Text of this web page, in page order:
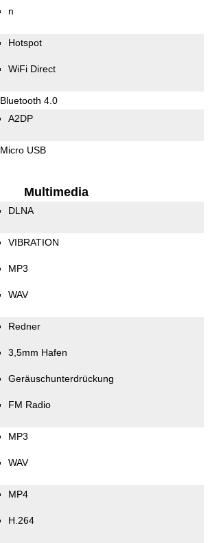
n
Hotspot
WiFi Direct
Bluetooth 4.0
A2DP
Micro USB
Multimedia
DLNA
VIBRATION
MP3
WAV
Redner
3,5mm Hafen
Geräuschunterdrückung
FM Radio
MP3
WAV
MP4
H.264